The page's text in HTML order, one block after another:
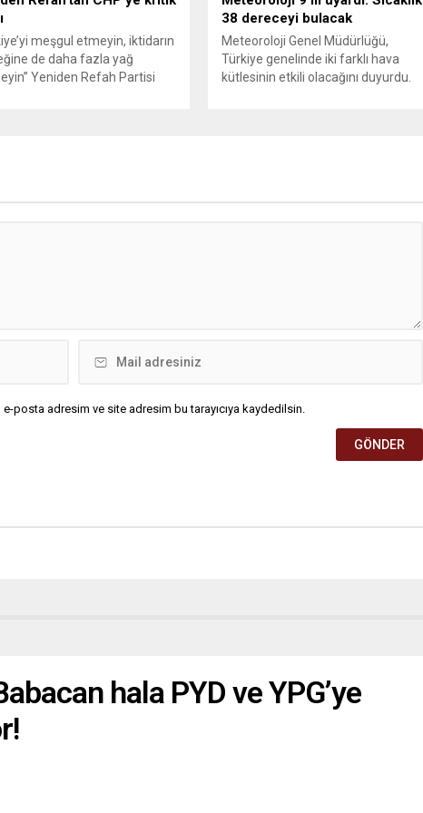
meşgul etmeyin, iktidarın
de daha fazla yağ
Yeniden Refah Partisi
kurultay kararı alın,
38 dereceyi bulacak
Meteoroloji Genel Müdürlüğü,
Türkiye genelinde iki farklı hava
kütlesinin etkili olacağını duyurdu.
9 ilde ise hava sıcaklıkları mevsim
posta adresim ve site adresim bu tarayıcıya kaydedilsin.
hala PYD ve YPG’ye